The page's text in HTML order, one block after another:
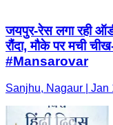
जयपुर-रेस लगा रही
रौंदा, मौके पर मची
#Mansarovar
Sanjhu, Nagaur | Jan